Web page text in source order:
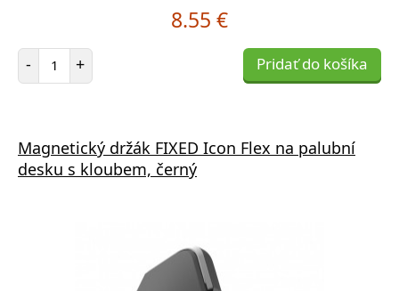
8.55 €
- Počet položiek
+ Pridať do košíka
Magnetický držák FIXED Icon Flex na palubní
desku s kloubem, černý